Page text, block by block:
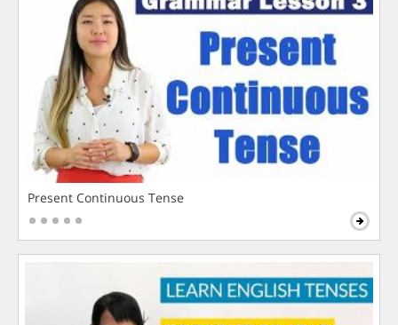
Present Continuous Tense